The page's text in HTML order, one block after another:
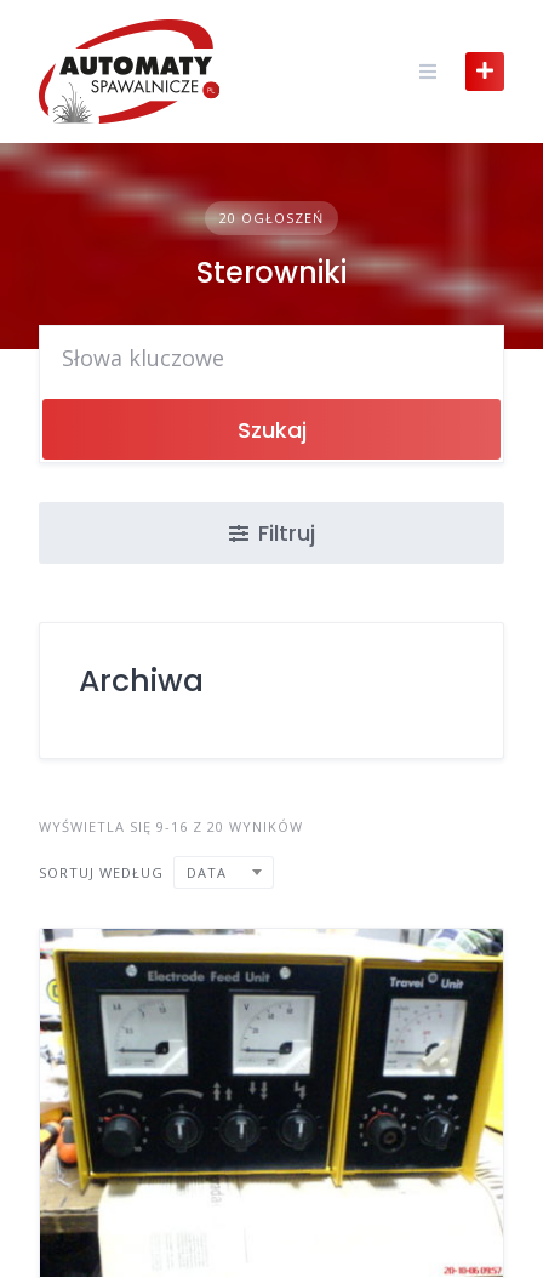
content
20 OGŁOSZEŃ
Sterowniki
Szukaj
Filtruj
Archiwa
WYŚWIETLA SIĘ 9-16 Z 20 WYNIKÓW
SORTUJ WEDŁUG DATA